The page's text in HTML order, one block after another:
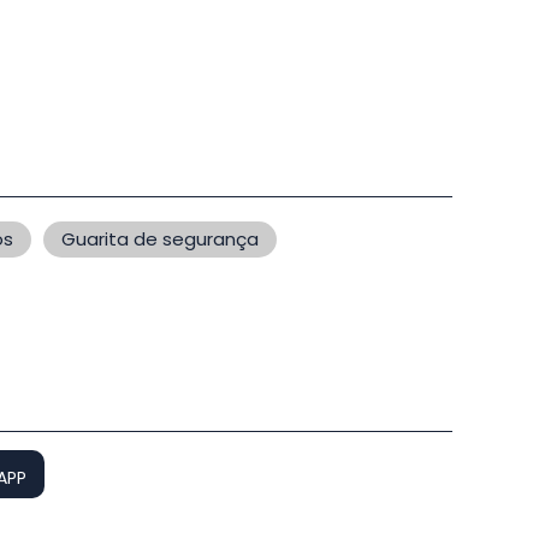
Guarita de segurança